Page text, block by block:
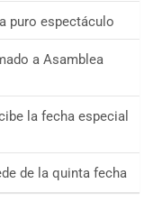
puro espectáculo
a Asamblea
la fecha especial
de la quinta fecha